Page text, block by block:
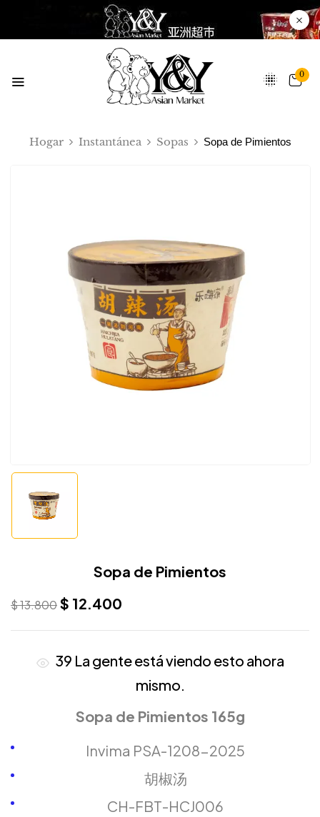
0
Hogar Instantánea Sopas Sopa de Pimientos
Sopa de Pimientos
$13.800$ 12.400
39 La gente está viendo esto ahora
mismo.
Sopa de Pimientos 165g
Invima PSA-1208-2025
胡椒汤
CH-FBT-HCJ006